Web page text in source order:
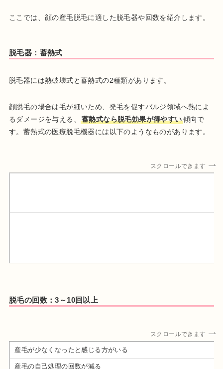
ここでは、顔の産毛脱毛に適した脱毛器や回数を紹介します。
脱毛器：蓄熱式
脱毛器には熱破壊式と蓄熱式の2種類があります。
顔脱毛の場合は毛が細いため、発毛を促すバルジ領域へ熱によ
るダメージを与える、
蓄熱式なら脱毛効果が得やすい傾向で
す。蓄熱式の医療脱毛機器には以下のようなものがあります。
スクロールできます
脱毛の回数：3～10回以上
スクロールできます
産毛が少なくなったと感じる方がいる
産毛の自己処理の回数が減る